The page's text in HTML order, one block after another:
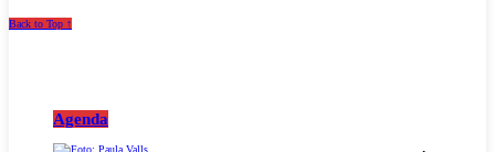
Back to Top ↑
Agenda